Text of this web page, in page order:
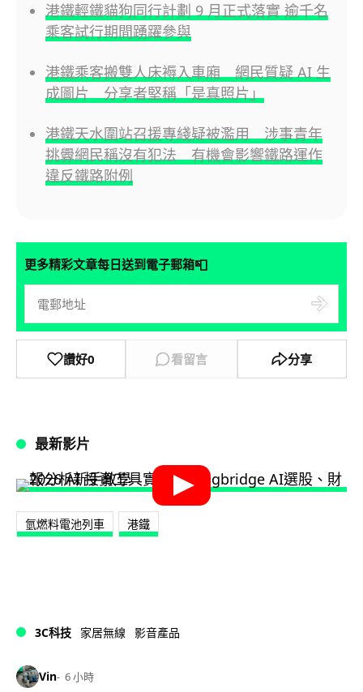
港鐵輕鐵貓狗同行計劃 9 月正式落實 逾千名
乘客試行期間踴躍參與
港鐵乘客搬雙人床褥入車廂 網民質疑 AI 生
成圖片 分享者堅稱「是真照片」
港鐵天水圍站召援專綫疑被濫用 涉事青年
挑釁網民稱沒有犯法 有機會影響鐵路運作
違反鐵路附例
更多精彩文章每日送到電子郵箱📮
讚好0 看留言 分享
最新影片
氫燃料電池列車 港鐵
3C科技 家居無線 影音產品
Vin 6 小時